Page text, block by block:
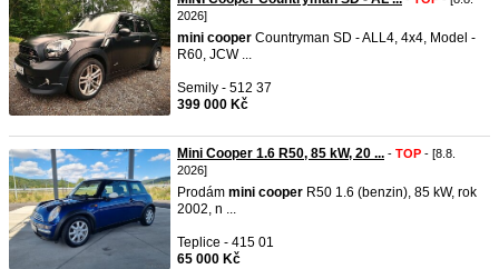
2026]
mini cooper Countryman SD - ALL4, 4x4, Model -
R60, JCW ...
Semily - 512 37
399 000 Kč
Mini Cooper 1.6 R50, 85 kW, 20 ... - TOP - [8.8.
2026]
Prodám mini cooper R50 1.6 (benzin), 85 kW, rok
2002, n ...
Teplice - 415 01
65 000 Kč